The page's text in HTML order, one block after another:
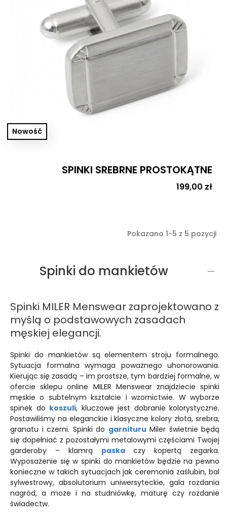
Nowość
SPINKI SREBRNE PROSTOKĄTNE
Cena
199,00 zł
Pokazano 1-5 z 5 pozycji
Spinki do mankietów
Spinki MILER Menswear zaprojektowano z
myślą o podstawowych zasadach
męskiej elegancji.
Spinki do mankietów są elementem stroju formalnego.
Sytuacja formalna wymaga poważnego uhonorowania.
Kierując się zasadą – im prostsze, tym bardziej formalne, w
ofercie sklepu online MILER Menswear znajdziecie spinki
męskie o subtelnym kształcie i wzornictwie. W wyborze
spinek do koszuli, kluczowe jest dobranie kolorystyczne.
Postawiliśmy na eleganckie i klasyczne kolory złota, srebra,
granatu i czerni. Spinki do garnituru Miler świetnie będą
się dopełniać z pozostałymi metalowymi częściami Twojej
garderoby – klamrą paskaczy kopertą zegarka.
Wyposażenie się w spinki do mankietów będzie na pewno
konieczne w takich sytuacjach jak ceremonia zaślubin, bal
sylwestrowy, absolutorium uniwersyteckie, gala rozdania
nagród, a może i na studniówkę, maturę czy rozdanie
świadectw.